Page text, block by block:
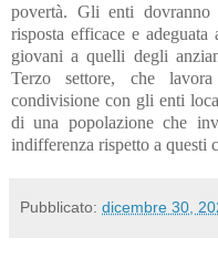
povertà. Gli enti
risposta efficace e
giovani a quelli degli
Terzo settore, che
condivisione con gli enti
di una popolazione che
indifferenza rispetto a questi
Pubblicato: dicembre 30,